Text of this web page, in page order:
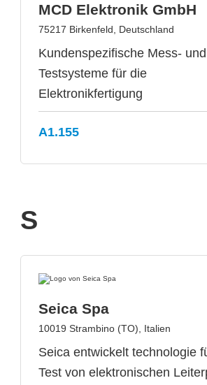
MCD Elektronik GmbH
75217 Birkenfeld, Deutschland
Kundenspezifische Mess- und
Testsysteme für die
Elektronikfertigung
A1.155
S
Seica Spa
10019 Strambino (TO), Italien
Seica entwickelt technologie
Test von elektronischen